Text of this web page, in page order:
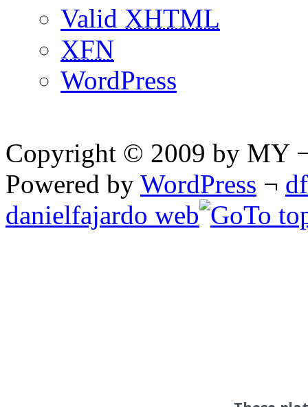
Valid XHTML
XFN
WordPress
Copyright © 2009 by MY
Powered by WordPress ¬
danielfajardo web